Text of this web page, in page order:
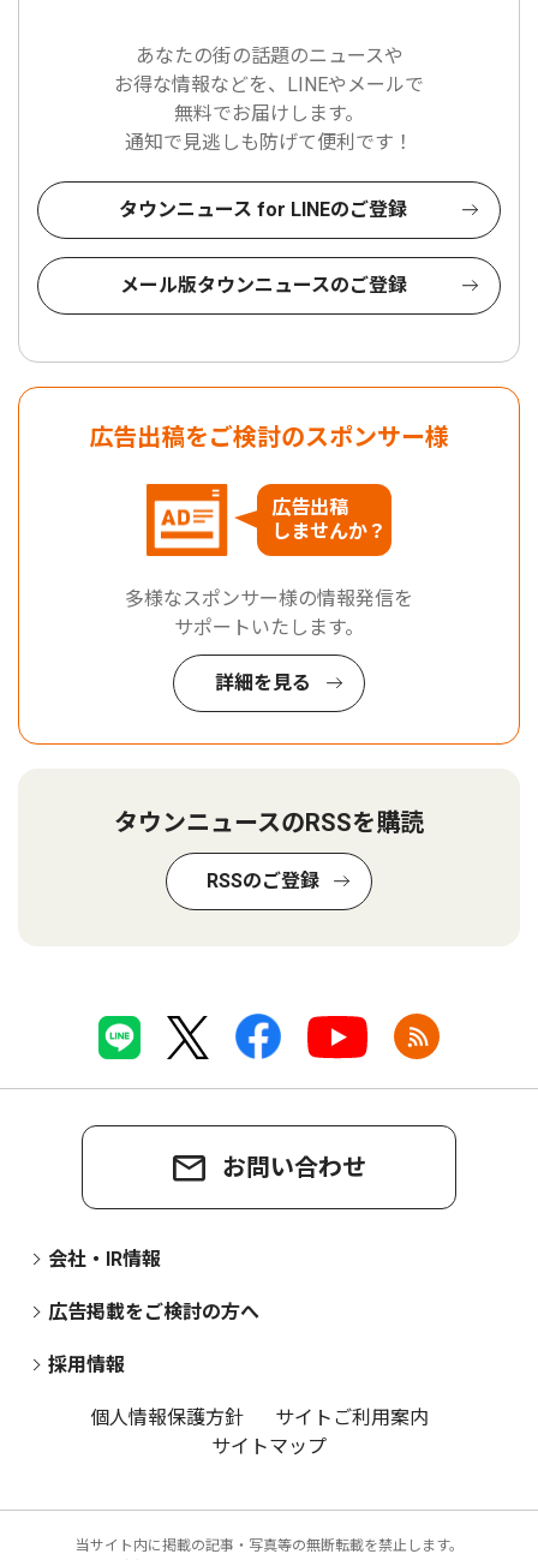
あなたの街の話題のニュースや
お得な情報などを、LINEやメールで
無料でお届けします。
通知で見逃しも防げて便利です！
タウンニュース for LINEのご登録
メール版タウンニュースのご登録
広告出稿をご検討のスポンサー様
広告出稿
しませんか？
多様なスポンサー様の情報発信を
サポートいたします。
詳細を見る
タウンニュースのRSSを購読
RSSのご登録
お問い合わせ
会社・IR情報
広告掲載をご検討の方へ
採用情報
個人情報保護方針
サイトご利用案内
サイトマップ
当サイト内に掲載の記事・写真等の無断転載を禁止します。